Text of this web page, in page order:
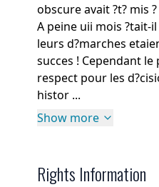
obscure avait ?t? mis
A peine uii mois ?tait-
leurs d?marches
succes ! Cependant
respect pour les
histor ...
Show more
Rights Information